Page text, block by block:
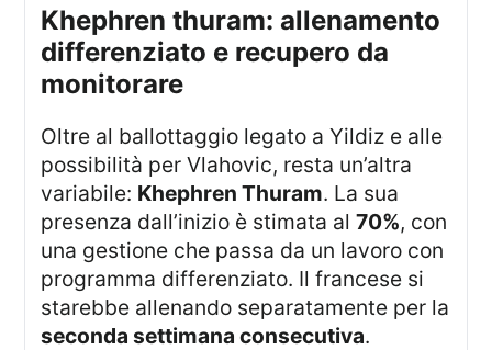
khephren thuram: allenamento
differenziato e recupero da
monitorare
Oltre al ballottaggio legato a Yildiz e alle
possibilità per Vlahovic, resta un’altra
variabile: Khephren Thuram. La sua
presenza dall’inizio è stimata al70%, con
una gestione che passa da un lavoro con
programma differenziato. Il francese si
starebbe allenando separatamente per la
seconda settimana consecutiva.